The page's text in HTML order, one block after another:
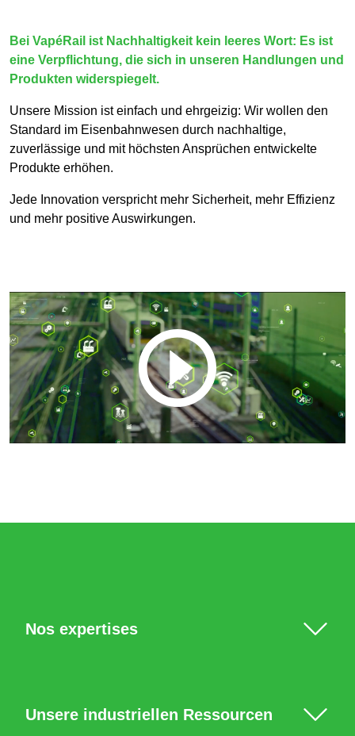
Bei VapéRail ist Nachhaltigkeit kein leeres Wort: Es ist
eine Verpflichtung, die sich in unseren Handlungen und
Produkten widerspiegelt.
Unsere Mission ist einfach und ehrgeizig: Wir wollen den
Standard im Eisenbahnwesen durch nachhaltige,
zuverlässige und mit höchsten Ansprüchen entwickelte
Produkte erhöhen.
Jede Innovation verspricht mehr Sicherheit, mehr Effizienz
und mehr positive Auswirkungen.
Nos expertises
Unsere industriellen Ressourcen